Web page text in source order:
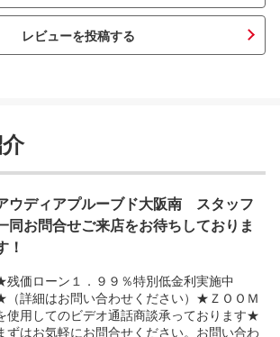
レビューを投稿する
ウディアプルーブド大阪南 スタッフ
同お問合せご来店をお待ちしておりま
！
残価ローン１．９９％特別低金利実施中
（詳細はお問い合わせください）★ＺＯＯＭ
使用してのビデオ通話商談承っております★
ずはお気軽にお問合せください。お問い合わ